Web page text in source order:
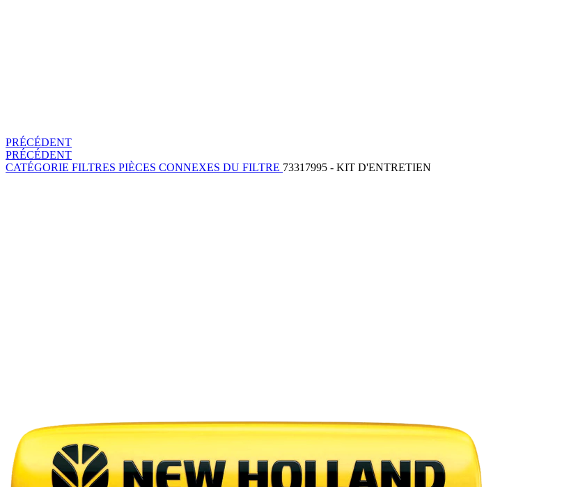
PRÉCÉDENT
PRÉCÉDENT
CATÉGORIE FILTRES PIÈCES CONNEXES DU FILTRE 73317995 - KIT D'ENTRETIEN